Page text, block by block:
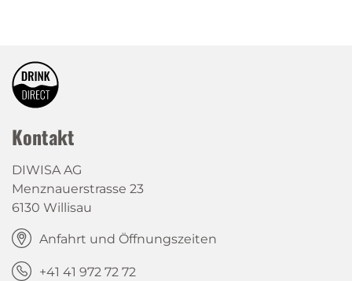
Kontakt
DIWISA AG
Menznauerstrasse 23
6130 Willisau
Anfahrt und Öffnungszeiten
+41 41 972 72 72